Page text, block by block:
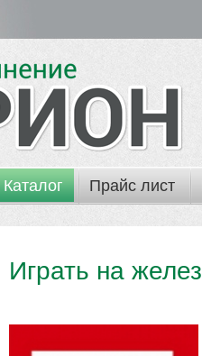
Каталог Прайс лист
Играть на